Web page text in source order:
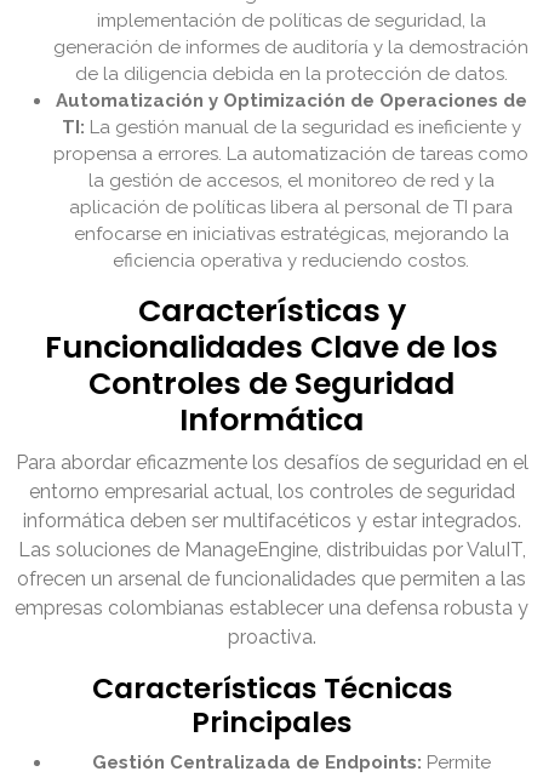
implementación de políticas de seguridad, la
generación de informes de auditoría y la demostración
de la diligencia debida en la protección de datos.
Automatización y Optimización de Operaciones de
TI: La gestión manual de la seguridad es ineficiente y
propensa a errores. La automatización de tareas como
la gestión de accesos, el monitoreo de red y la
aplicación de políticas libera al personal de TI para
enfocarse en iniciativas estratégicas, mejorando la
eficiencia operativa y reduciendo costos.
Características y
Funcionalidades Clave de los
Controles de Seguridad
Informática
Para abordar eficazmente los desafíos de seguridad en el
entorno empresarial actual, los controles de seguridad
informática deben ser multifacéticos y estar integrados.
Las soluciones de ManageEngine, distribuidas por ValuIT,
ofrecen un arsenal de funcionalidades que permiten a las
empresas colombianas establecer una defensa robusta y
proactiva.
Características Técnicas
Principales
Gestión Centralizada de Endpoints: Permite